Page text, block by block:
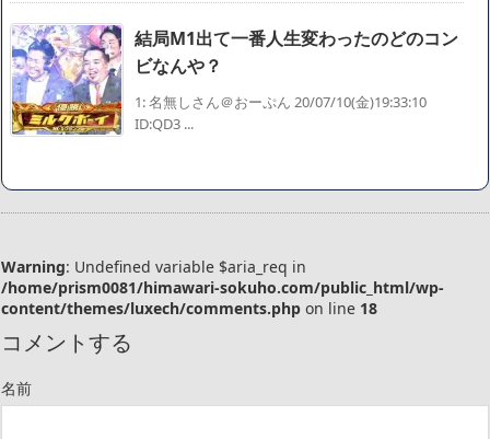
結局M1出て一番人生変わったのどのコン
ビなんや？
1: 名無しさん＠おーぷん 20/07/10(金)19:33:10
ID:QD3 ...
Warning: Undefined variable $aria_req in
/home/prism0081/himawari-sokuho.com/public_html/wp-
content/themes/luxech/comments.php on line 18
コメントする
名前